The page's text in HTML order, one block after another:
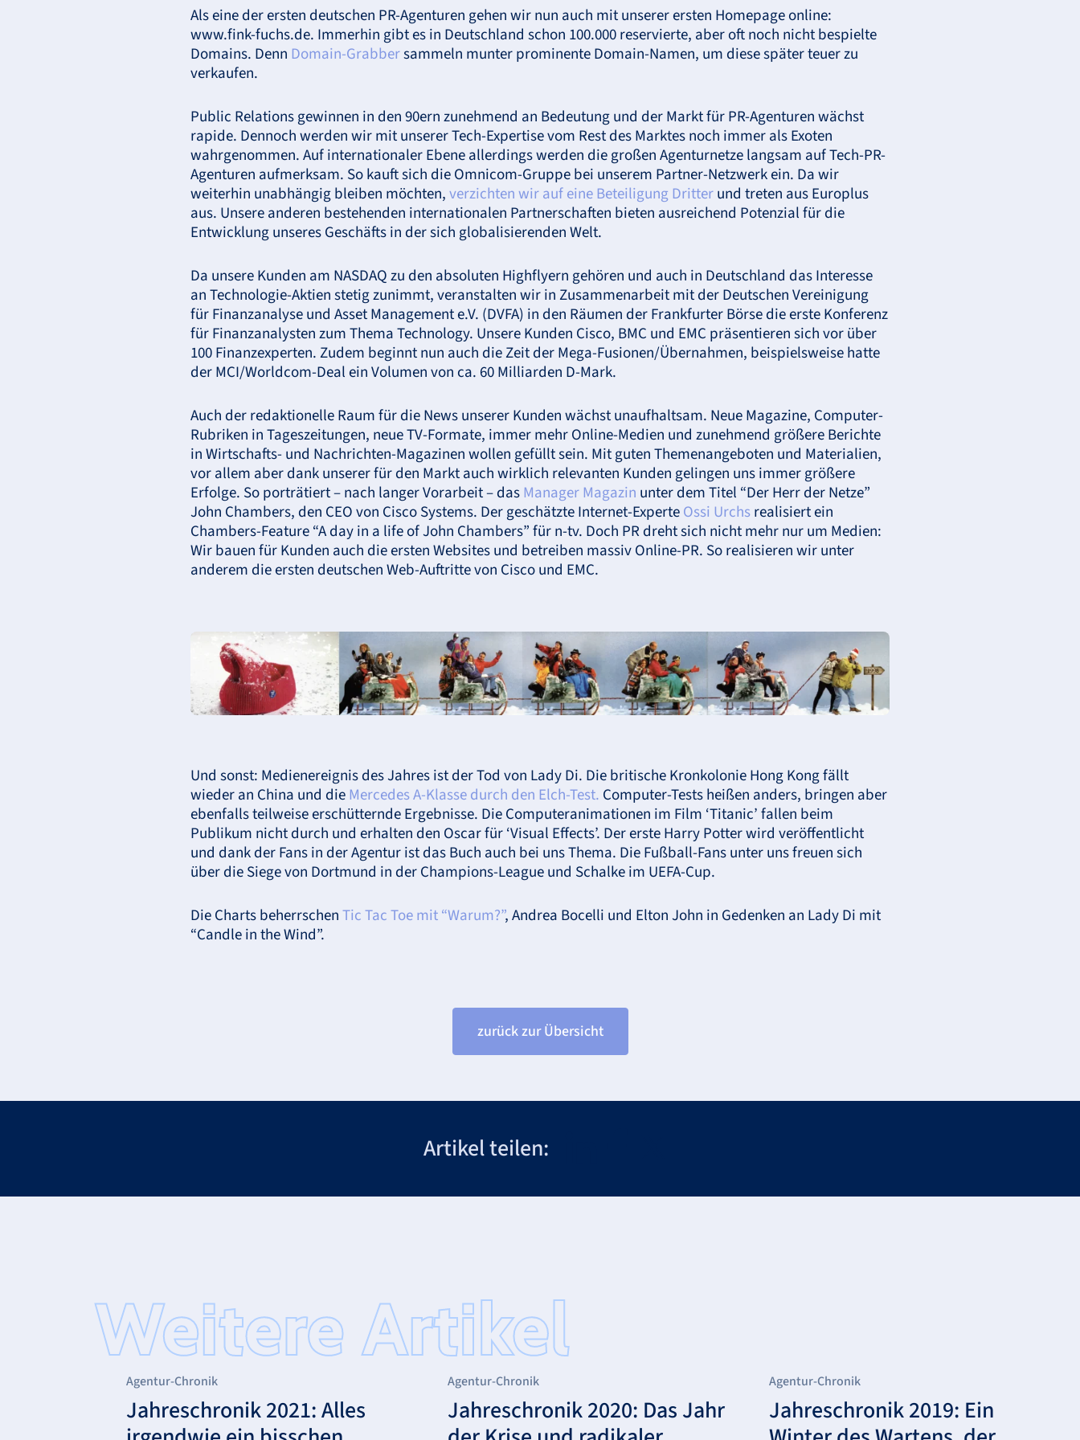
Als eine der ersten deutschen PR-Agenturen gehen wir nun auch mit unserer ersten Homepage online:
www.fink-fuchs.de. Immerhin gibt es in Deutschland schon 100.000 reservierte, aber oft noch nicht bespielte
Domains. Denn Domain-Grabbersammeln munter prominente Domain-Namen, um diese später teuer zu
verkaufen.
Public Relations gewinnen in den 90ern zunehmend an Bedeutung und der Markt für PR-Agenturen wächst
rapide. Dennoch werden wir mit unserer Tech-Expertise vom Rest des Marktes noch immer als Exoten
wahrgenommen. Auf internationaler Ebene allerdings werden die großen Agenturnetze langsam auf Tech-PR-
Agenturen aufmerksam. So kauft sich die Omnicom-Gruppe bei unserem Partner-Netzwerk ein. Da wir
weiterhin unabhängig bleiben möchten,verzichten wir auf eine Beteiligung Dritterund treten aus Europlus
aus. Unsere anderen bestehenden internationalen Partnerschaften bieten ausreichend Potenzial für die
Entwicklung unseres Geschäfts in der sich globalisierenden Welt.
Da unsere Kunden am NASDAQzu den absoluten Highflyern gehören und auch in Deutschland das Interesse
an Technologie-Aktien stetig zunimmt, veranstalten wir in Zusammenarbeit mit der Deutschen Vereinigung
für Finanzanalyse und Asset Management e.V. (DVFA) in den Räumen der Frankfurter Börse die erste Konferenz
für Finanzanalysten zum Thema Technology. Unsere Kunden Cisco, BMC und EMC präsentieren sich vor über
100 Finanzexperten. Zudem beginnt nun auch die Zeit der Mega-Fusionen/Übernahmen, beispielsweise hatte
derMCI/Worldcom-Deal ein Volumen von ca. 60 Milliarden D-Mark.
Auch der redaktionelle Raum für die News unserer Kunden wächst unaufhaltsam. Neue Magazine, Computer-
Rubriken in Tageszeitungen, neue TV-Formate, immer mehr Online-Medien und zunehmend größere Berichte
in Wirtschafts- und Nachrichten-Magazinen wollen gefüllt sein. Mit guten Themenangeboten und Materialien,
vor allem aber dank unserer für den Markt auch wirklich relevanten Kunden gelingen uns immer größere
Erfolge. So porträtiert – nach langer Vorarbeit – dasManager Magazin unter dem Titel “Der Herr der Netze”
John Chambers, den CEOvon Cisco Systems. Der geschätzte Internet-ExperteOssi Urchsrealisiert ein
Chambers-Feature “A day in a life of John Chambers” für n-tv. Doch PR dreht sich nicht mehr nur um Medien:
Wir bauen für Kunden auch die ersten Websites und betreiben massiv Online-PR. So realisieren wir unter
anderem die ersten deutschen Web-Auftritte von Cisco und EMC.
Und sonst: Medienereignis des Jahres ist der Tod von Lady Di. Die britische Kronkolonie Hong Kong fällt
wieder an China und dieMercedes A-Klasse durch den Elch-Test. Computer-Tests heißen anders, bringen aber
ebenfalls teilweise erschütternde Ergebnisse. Die Computeranimationen im Film ‘Titanic’ fallen beim
Publikum nicht durch und erhalten den Oscar für ‘Visual Effects’. Der erste Harry Potter wird veröffentlicht
und dank der Fans in der Agentur ist das Buch auch bei uns Thema. Die Fußball-Fans unter uns freuen sich
über die Siege von Dortmund in der Champions-League und Schalke im UEFA-Cup.
Die Charts beherrschenTic Tac Toe mit “Warum?”, Andrea Bocelli und Elton John in Gedenken an Lady Di mit
“Candle in the Wind”.
zurück zur Übersicht
Artikel teilen:
Agentur-Chronik
Jahreschronik 2021: Alles
Agentur-Chronik
Jahreschronik 2020: Das Jahr
Agentur-Chronik
Jahreschronik 2019: Ein